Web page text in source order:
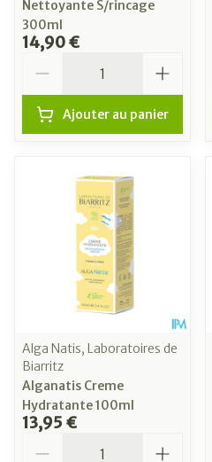
Nettoyante S/rincage
300ml
14,90 €
Ajouter au panier
Alga Natis, Laboratoires de
Biarritz
Alganatis Creme
Hydratante 100ml
13,95 €